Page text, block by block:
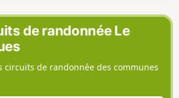
de randonnée Le
circuits de randonnée des communes